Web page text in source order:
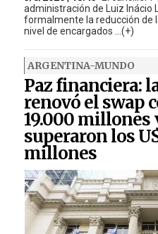
administración de Luiz Inácio
formalmente la reducción de
nivel de encargados ...(+)
ARGENTINA-MUNDO
Paz financiera:
renovó el swap
19.000 millones
superaron los
millones